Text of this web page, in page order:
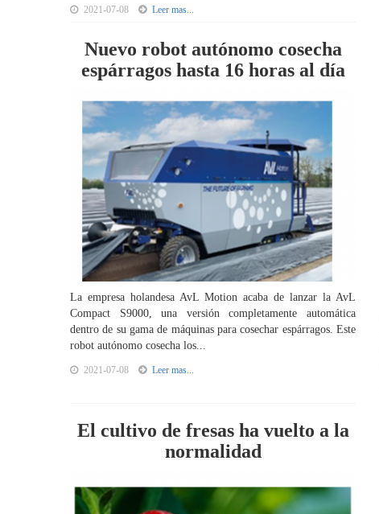
2021-07-08 Leer mas...
Nuevo robot autónomo cosecha
espárragos hasta 16 horas al día
La empresa holandesa AvL Motion acaba de lanzar la AvL
Compact S9000, una versión completamente automática
dentro de su gama de máquinas para cosechar espárragos. Este
robot autónomo cosecha los...
2021-07-08 Leer mas...
El cultivo de fresas ha vuelto a la
normalidad